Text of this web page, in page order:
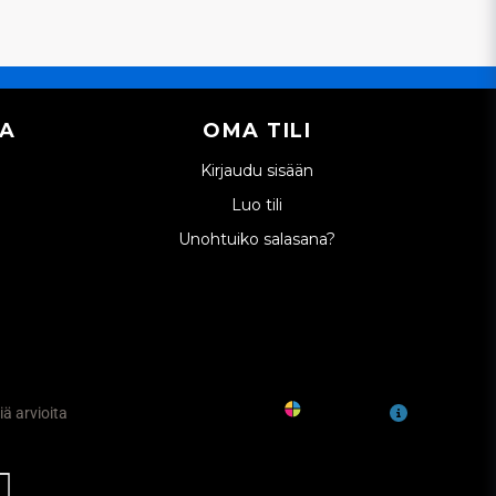
OMA TILI
Kirjaudu sisään
Luo tili
Unohtuiko salasana?